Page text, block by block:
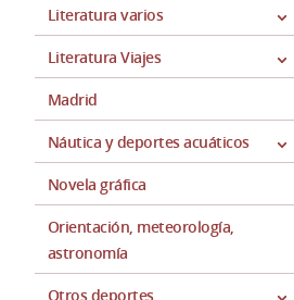
Literatura varios
Literatura Viajes
Madrid
Náutica y deportes acuáticos
Novela gráfica
Orientación, meteorología,
astronomía
Otros deportes